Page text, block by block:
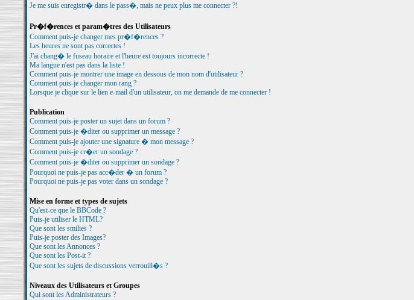
Je me suis enregistr� dans le pass�, mais ne peux plus me connecter ?!
Pr�f�rences et param�tres des Utilisateurs
Comment puis-je changer mes pr�f�rences ?
Les heures ne sont pas correctes !
J'ai chang� le fuseau horaire et l'heure est toujours incorrecte !
Ma langue n'est pas dans la liste !
Comment puis-je montrer une image en dessous de mon nom d'utilisateur ?
Comment puis-je changer mon rang ?
Lorsque je clique sur le lien e-mail d'un utilisateur, on me demande de me connecter !
Publication
Comment puis-je poster un sujet dans un forum ?
Comment puis-je �diter ou supprimer un message ?
Comment puis-je ajouter une signature � mon message ?
Comment puis-je cr�er un sondage ?
Comment puis-je �diter ou supprimer un sondage ?
Pourquoi ne puis-je pas acc�der � un forum ?
Pourquoi ne puis-je pas voter dans un sondage ?
Mise en forme et types de sujets
Qu'est-ce que le BBCode ?
Puis-je utiliser le HTML?
Que sont les smilies ?
Puis-je poster des Images?
Que sont les Annonces ?
Que sont les Post-it ?
Que sont les sujets de discussions verrouill�s ?
Niveaux des Utilisateurs et Groupes
Qui sont les Administrateurs ?